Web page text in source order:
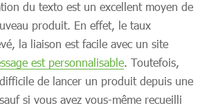
du texto est un excellent moyen de
produit. En effet, le taux
la liaison est facile avec un site
est personnalisable. Toutefois,
de lancer un produit depuis une
si vous avez vous-même recueilli